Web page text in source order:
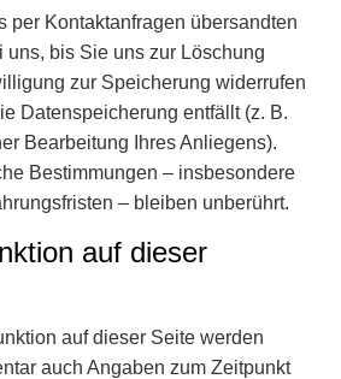
per Kontaktanfragen übersandten
uns, bis Sie uns zur Löschung
zur Speicherung widerrufen
Datenspeicherung entfällt (z. B.
Bearbeitung Ihres Anliegens).
Bestimmungen – insbesondere
– bleiben unberührt.
auf dieser
auf dieser Seite werden
auch Angaben zum Zeitpunkt